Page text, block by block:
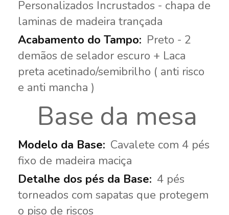
Personalizados Incrustados - chapa de
laminas de madeira trançada
Preto - 2
demãos de selador escuro + Laca
preta acetinado/semibrilho ( anti risco
e anti mancha )
Base da mesa
Cavalete com 4 pés
fixo de madeira maciça
4 pés
torneados com sapatas que protegem
o piso de riscos